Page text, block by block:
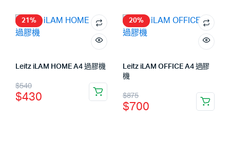
21%
Leitz iLAM HOME A4 過膠機
$540
$430
20%
Leitz iLAM OFFICE A4 過膠
機
$875
$700